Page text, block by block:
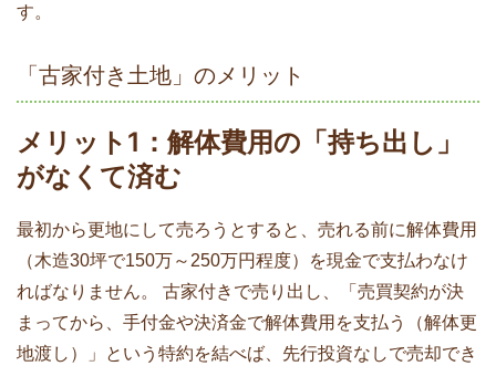
す。
「古家付き土地」のメリット
メリット1：解体費用の「持ち出し」
がなくて済む
最初から更地にして売ろうとすると、売れる前に解体費用
（木造30坪で150万～250万円程度）を現金で支払わなけ
ればなりません。 古家付きで売り出し、「売買契約が決
まってから、手付金や決済金で解体費用を支払う（解体更
地渡し）」という特約を結べば、先行投資なしで売却でき